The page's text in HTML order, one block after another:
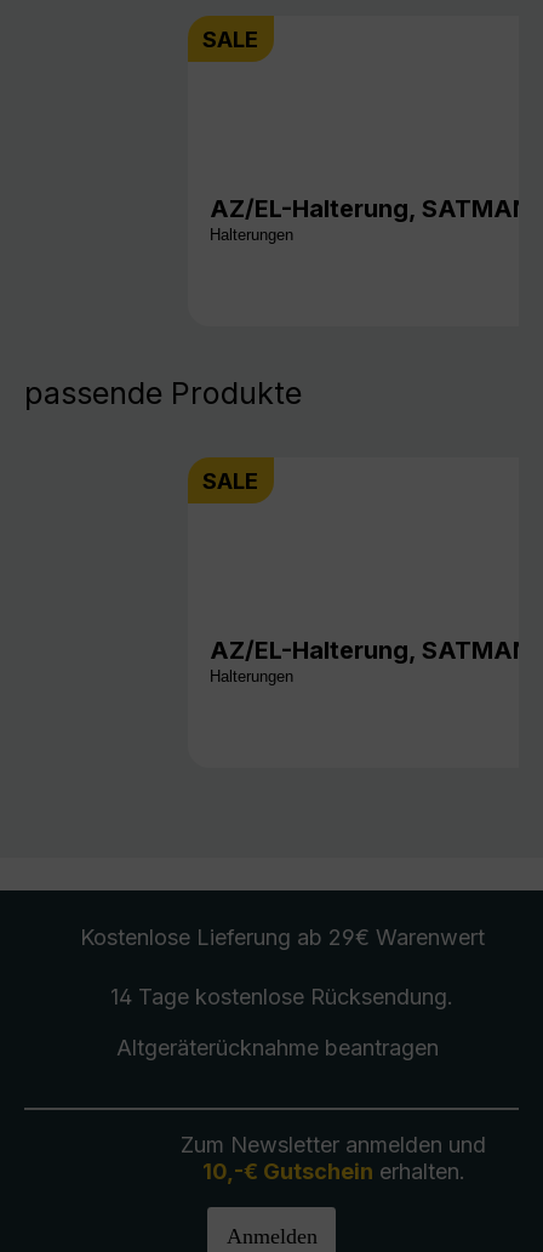
SALE
AZ/EL-Halterung, SATMAN
Halterungen
passende Produkte
SALE
AZ/EL-Halterung, SATMAN
Halterungen
Kostenlose Lieferung ab 29€ Warenwert
14 Tage kostenlose Rücksendung.
Altgeräterücknahmebeantragen
Zum Newsletter anmelden und
10,-€ Gutschein erhalten.
Anmelden